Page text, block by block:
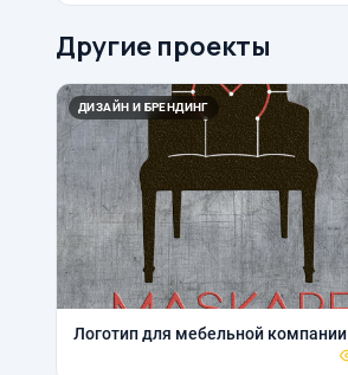
Другие проекты
ДИЗАЙН И БРЕНДИНГ
Логотип для мебельной компании